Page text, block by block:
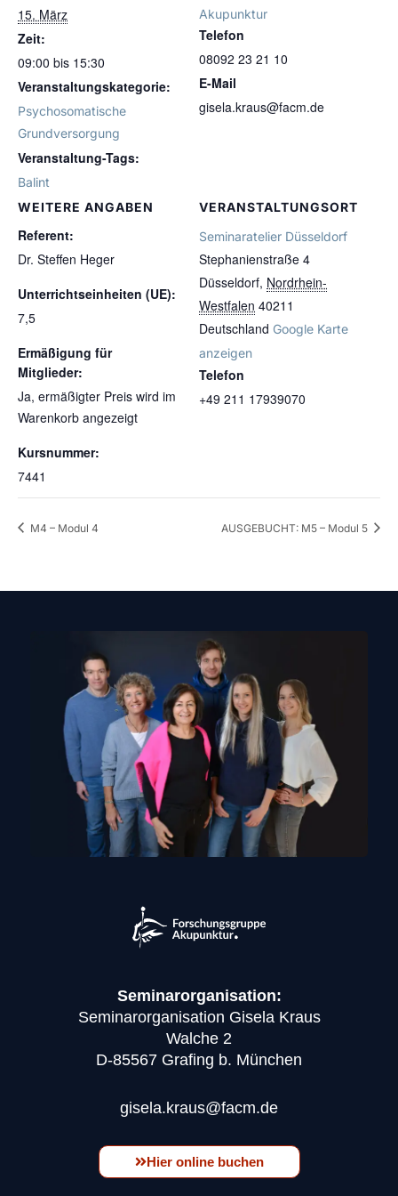
15. März
Zeit:
09:00 bis 15:30
Veranstaltungskategorie:
Psychosomatische
Grundversorgung
Veranstaltung-Tags:
Balint
VERANSTALTUNGSORT
Seminaratelier Düsseldorf
Stephanienstraße 4
Düsseldorf, Nordrhein-
Westfalen 40211
Deutschland Google Karte
anzeigen
Telefon
+49 211 17939070
Akupunktur
Telefon
08092 23 21 10
E-Mail
gisela.kraus@facm.de
WEITERE ANGABEN
Referent:
Dr. Steffen Heger
Unterrichtseinheiten (UE):
7,5
Ermäßigung für
Mitglieder:
Ja, ermäßigter Preis wird im
Warenkorb angezeigt
Kursnummer:
7441
M4 – Modul 4 AUSGEBUCHT: M5 – Modul 5
Seminarorganisation:
Seminarorganisation Gisela Kraus
Walche 2
D-85567 Grafing b. München
gisela.kraus@facm.de
Hier online buchen